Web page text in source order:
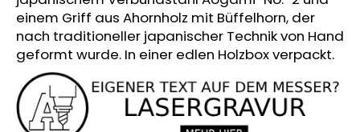
einem Griff aus Ahornholz mit Büffelhorn, der
nach traditioneller japanischer Technik von Hand
geformt wurde. In einer edlen Holzbox verpackt.
n